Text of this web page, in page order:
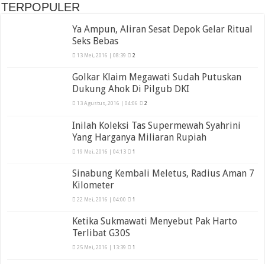
TERPOPULER
Ya Ampun, Aliran Sesat Depok Gelar Ritual
Seks Bebas
13 Mei, 2016 | 08:39 2
Golkar Klaim Megawati Sudah Putuskan
Dukung Ahok Di Pilgub DKI
13 Agustus, 2016 | 04:06 2
Inilah Koleksi Tas Supermewah Syahrini
Yang Harganya Miliaran Rupiah
19 Mei, 2016 | 04:13 1
Sinabung Kembali Meletus, Radius Aman 7
Kilometer
22 Mei, 2016 | 04:00 1
Ketika Sukmawati Menyebut Pak Harto
Terlibat G30S
25 Mei, 2016 | 13:39 1